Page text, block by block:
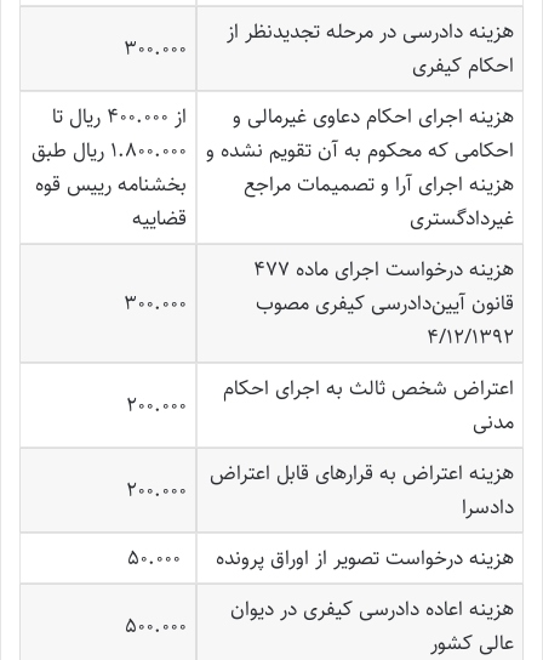
هزینه دادرسی در مرحله تجدیدنظر از
احکام کیفری
300.000
هزینه اجرای احکام دعاوی غیرمالی و
احکامی که محکوم به آن تقویم نشده و
هزینه اجرای آرا و تصمیمات مراجع
غیردادگستری
از 400.000 ریال تا
1.800.000 ریال طبق
بخشنامه رییس قوه
قضاییه
هزینه درخواست اجرای ماده 477
قانون آیین‌دادرسی کیفری مصوب
4/12/1392
300.000
اعتراض شخص ثالث به اجرای احکام
مدنی
200.000
هزینه اعتراض به قرارهای قابل اعتراض
دادسرا
200.000
هزینه درخواست تصویر از اوراق پرونده
هزینه اعاده دادرسی کیفری در دیوان
عالی کشور
500.000